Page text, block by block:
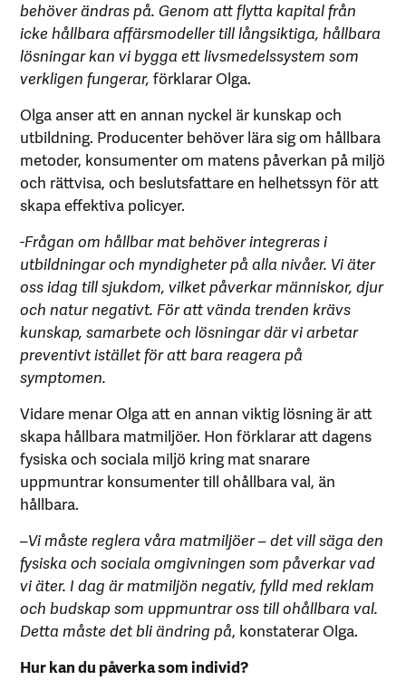
behöver ändras på. Genom att flytta kapital från
icke hållbara affärsmodeller till långsiktiga, hållbara
lösningar kan vi bygga ett livsmedelssystem som
verkligen fungerar,förklarar Olga.
Olga anser att en annan nyckel är kunskap och
utbildning. Producenter behöver lära sig om hållbara
metoder, konsumenter om matens påverkan på miljö
och rättvisa, och beslutsfattare en helhetssyn för att
skapa effektiva policyer.
-Frågan om hållbar mat behöver integreras i
utbildningar och myndigheter på alla nivåer. Vi äter
oss idag till sjukdom, vilket påverkar människor, djur
och natur negativt. För att vända trenden krävs
kunskap, samarbete och lösningar där vi arbetar
preventivt istället för att bara reagera på
symptomen.
Vidare menar Olga att en annan viktig lösning är att
skapa hållbara matmiljöer. Hon förklarar att dagens
fysiska och sociala miljö kring mat snarare
uppmuntrar konsumenter till ohållbara val, än
hållbara.
–Vi måste reglera våra matmiljöer – det vill säga den
fysiska och sociala omgivningen som påverkar vad
vi äter. I dag är matmiljön negativ, fylld med reklam
och budskap som uppmuntrar oss till ohållbara val.
Detta måste det bli ändring på, konstaterar Olga.
Hur kan du påverka som individ?